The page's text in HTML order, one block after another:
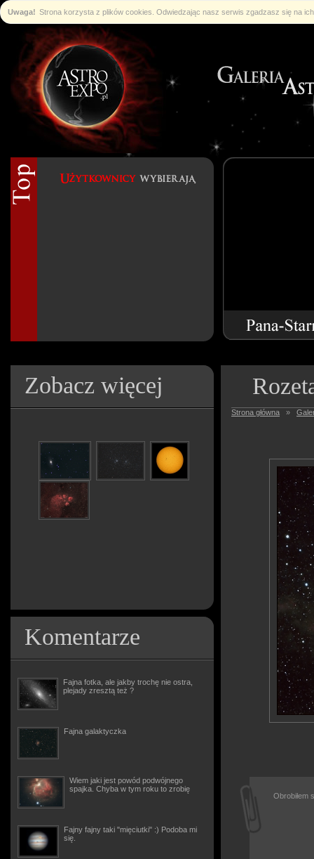
Uwaga! Strona korzysta z plików cookies. Odwiedzając nasz serwis zgadzasz się na
Zobacz więcej
Komentarze
Fajna fotka, ale jakby trochę nie ostra,
plejady zresztą też ?
Fajna galaktyczka
Wiem jaki jest powód podwójnego
spajka. Chyba w tym roku to zrobię
Fajny fajny taki "mięciutki" :) Podoba mi
się.
Strona główna »
Obrobiłem